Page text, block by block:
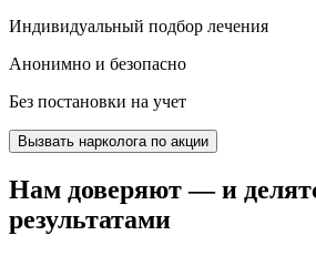
Индивидуальный подбор лечения
Анонимно и безопасно
Без постановки на учет
Вызвать нарколога по акции
Нам доверяют— и
результатами